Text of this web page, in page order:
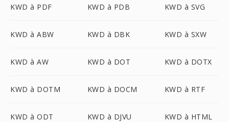
KWD à PDF KWD à PDB KWD à SVG
KWD à ABW KWD à DBK KWD à SXW
KWD à AW KWD à DOT KWD à DOTX
KWD à DOTM KWD à DOCM KWD à RTF
KWD à ODT KWD à DJVU KWD à HTML